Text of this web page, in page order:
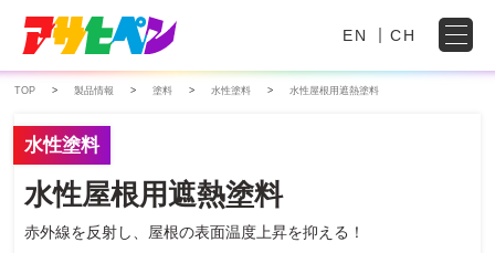
EN CH
TOP 製品情報 塗料 水性塗料 水性屋根用遮熱塗料
水性塗料
水性屋根用遮熱塗料
赤外線を反射し、屋根の表面温度上昇を抑える！